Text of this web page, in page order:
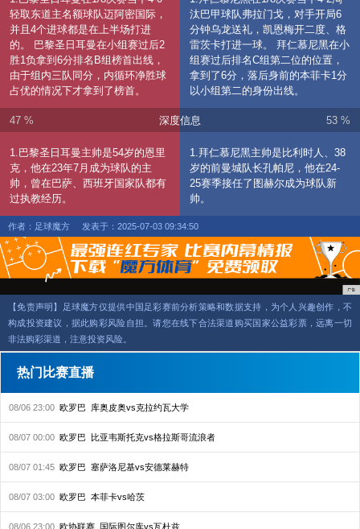
轻取东道主名额球队迈阿密国际，
并且4个进球都是在上半场打进
的。 巴黎圣日耳曼在小组赛过后2
胜1负拿到6分排名B组榜首出线，
由于组内三队同分，内循环净胜球
占优的情况下才拿到了榜首。
汰巴甲球队弗拉门戈，对手开局6
分钟乌龙送礼，凯恩梅开二度、格
雷茨卡打进一球。 拜仁慕尼黑在小
组赛过后排名C组第二位的位置，
拿到了6分，落后身前的本菲卡1分
以小组第二的身份出线。
深度信息
47 %
1.巴黎圣日耳曼主帅是54岁的恩里
克，他在23年7月成为球队的主
帅，曾在巴萨、西班牙国家队都有
过执教经历。
53 %
1.拜仁慕尼黑主帅是比利时人、38
岁的前曼城队长孔帕尼，他在24-
25赛季接任了图赫尔成为球队新
帅。
作者：足球魔方 发表于：2025-07-03 09:34:50
【免责声明】足球魔方仅提供中国足彩赛前分析策略和数据支持，为个人兴趣创作，不
构成投资建议，据此购彩风险自担。请您在线下合法渠道购买国家公益彩票，远离一切
非法购彩渠道，注意投资风险。
热门比赛直播
08/06 23:00 欧罗巴 库奥皮奥vs克拉约瓦大学
08/07 00:00 欧罗巴 比亚韦斯托克vs格拉斯哥流浪者
08/07 01:45 欧罗巴 塞萨洛尼基vs安德莱赫特
08/07 03:00 欧罗巴 本菲卡vs哈茨
08/06 23:00 欧协联赛 国际图尔库vs瓦杜兹